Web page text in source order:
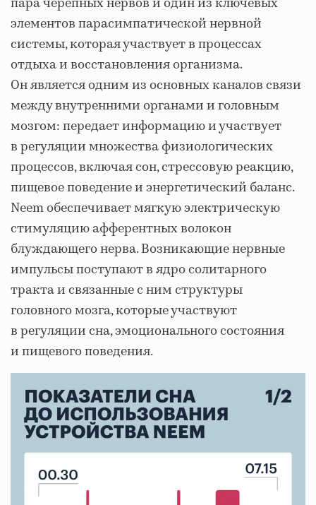
пара черепных нервов и один из ключевых
элементов парасимпатической нервной
системы, которая участвует в процессах
отдыха и восстановления организма.
Он является одним из основных каналов связи
между внутренними органами и головным
мозгом: передает информацию и участвует
в регуляции множества физиологических
процессов, включая сон, стрессовую реакцию,
пищевое поведение и энергетический баланс.
Neem обеспечивает мягкую электрическую
стимуляцию афферентных волокон
блуждающего нерва. Возникающие нервные
импульсы поступают в ядро солитарного
тракта и связанные с ним структуры
головного мозга, которые участвуют
в регуляции сна, эмоционального состояния
и пищевого поведения.